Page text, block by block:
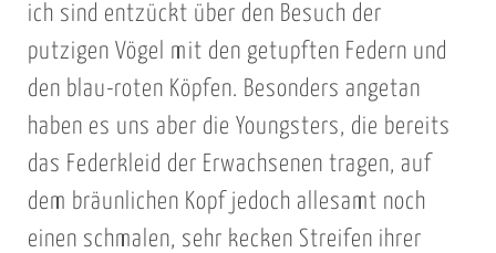
ich sind entzückt über den Besuch der
putzigen Vögel mit den getupften Federn und
den blau-roten Köpfen. Besonders angetan
haben es uns aber die Youngsters, die bereits
das Federkleid der Erwachsenen tragen, auf
dem bräunlichen Kopf jedoch allesamt noch
einen schmalen, sehr kecken Streifen ihrer